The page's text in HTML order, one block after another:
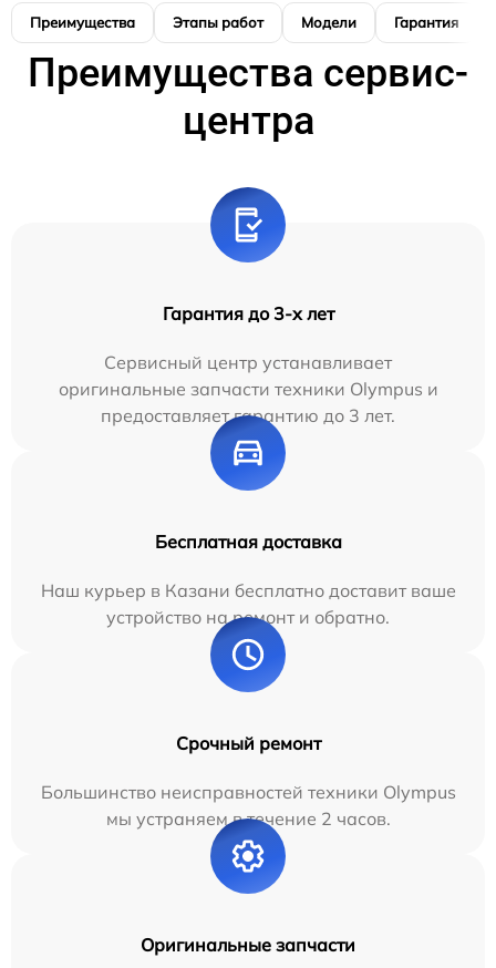
Преимущества Этапы работ Модели Гарантия
Преимущества сервис-
центра
Гарантия до 3-х лет
Сервисный центр устанавливает
оригинальные запчасти техники Olympus и
предоставляет гарантию до 3 лет.
Бесплатная доставка
Наш курьер в Казани бесплатно доставит ваше
устройство на ремонт и обратно.
Срочный ремонт
Большинство неисправностей техники Olympus
мы устраняем в течение 2 часов.
Оригинальные запчасти